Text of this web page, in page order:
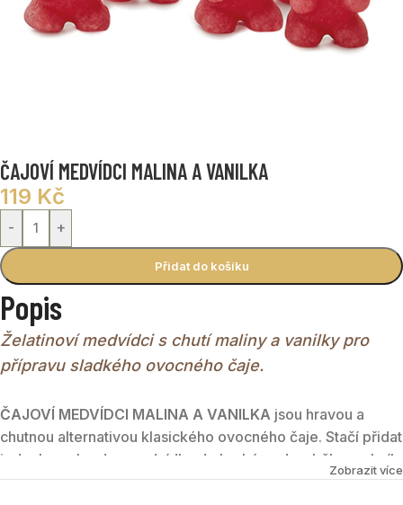
ČAJOVÍ MEDVÍDCI MALINA A VANILKA
119 Kč
- +
Přidat do košíku
Popis
Želatinoví medvídci s chutí maliny a vanilky pro
přípravu sladkého ovocného čaje.
ČAJOVÍ MEDVÍDCI MALINA A VANILKA jsou hravou a
chutnou alternativou klasického ovocného čaje. Stačí přidat
jednoho nebo dva medvídky do horké vody a během chvíle
vznikne sladký ovocný nápoj s jemnou malinovou chutí a
Zobrazit více